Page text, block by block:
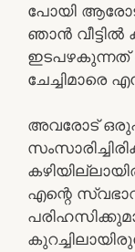
പോയി
ഞാൻ
ഇടപഴകുന്നത്
ചേച്ചിമാരെ
അവരോട്
എന്റെ